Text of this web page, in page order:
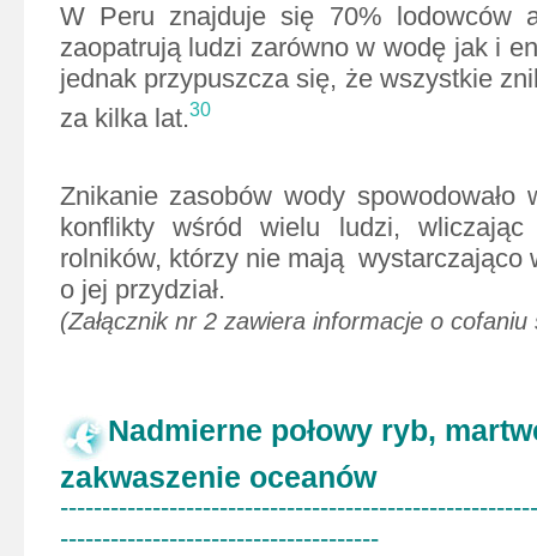
W Peru znajduje się 70% lodowców
zaopatrują ludzi zarówno w wodę jak i
jednak przypuszcza się, że wszystkie
za kilka lat.30
Znikanie zasobów wody spowodowało
konflikty wśród wielu ludzi, wliczając
rolników, którzy nie mają wystarczająco
o jej przydział.
(Załącznik nr 2 zawiera informacje o cofaniu
Nadmierne połowy ryb,
zakwaszenie oceanów
--------------------------------------